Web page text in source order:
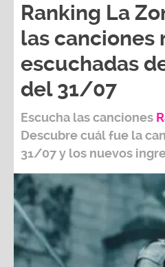
Ranking La
las canciones
escuchadas
del 31/07
Escucha las canciones
Descubre cuál fue la
31/07y los nuevos